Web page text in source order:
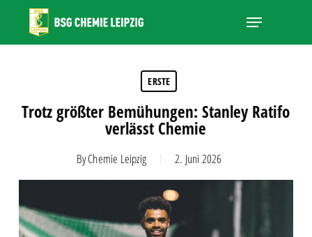
main
Menu
ERSTE
Trotz größter Bemühungen: Stanley Ratifo
verlässt Chemie
ByChemie Leipzig 2. Juni 2026
Close